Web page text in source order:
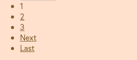
1
2
3
Next
Last